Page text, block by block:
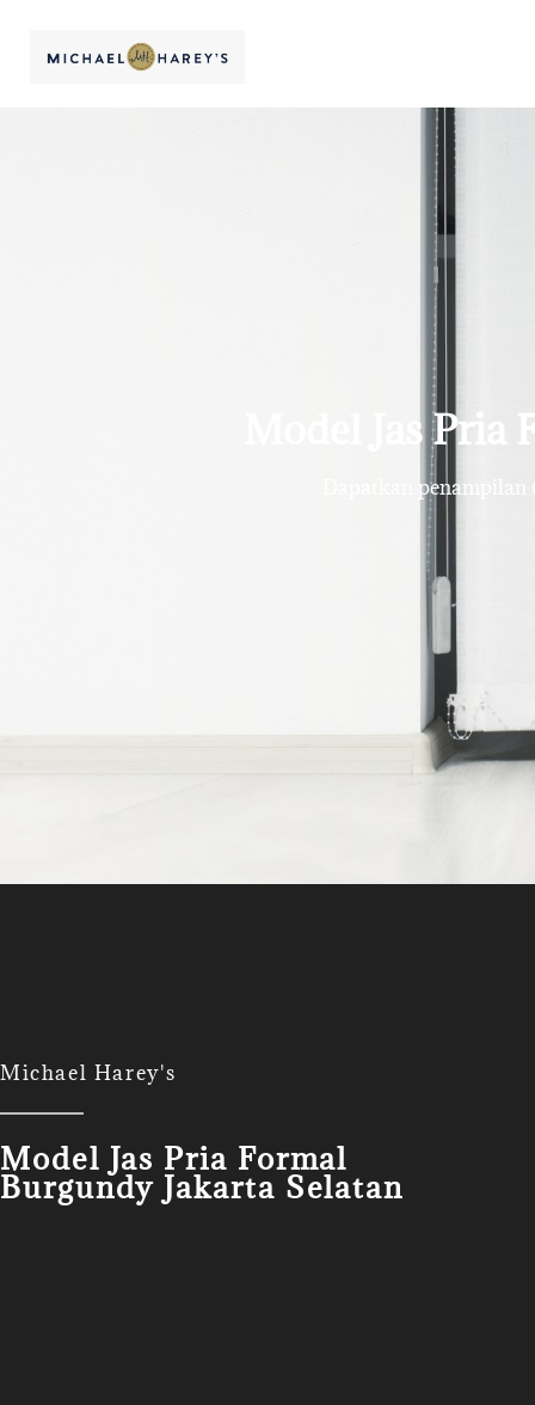
Model Jas
Dapatkan
Michael Harey's
Model Jas Pria Formal
Burgundy Jakarta Selatan